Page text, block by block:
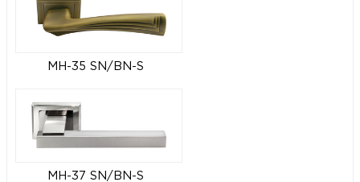
MH-35 SN/BN-S
MH-37 SN/BN-S